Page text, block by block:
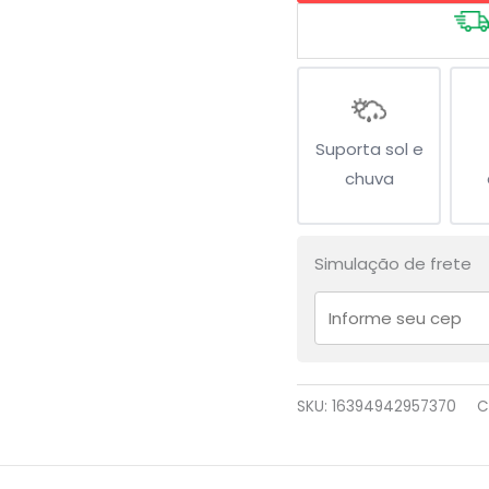
Suporta sol e
chuva
Simulação de frete
SKU: 16394942957370